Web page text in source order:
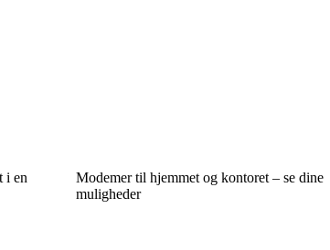
i en
Modemer til hjemmet og kontoret – se dine
muligheder